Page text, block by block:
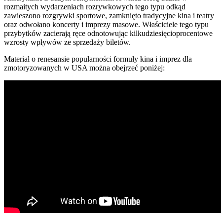
rozmaitych wydarzeniach rozrywkowych tego typu odkąd
zawieszono rozgrywki sportowe, zamknięto tradycyjne kina i teatry
oraz odwołano koncerty i imprezy masowe. Właściciele tego typu
przybytków zacierają ręce odnotowując kilkudziesięcioprocentowe
wzrosty wpływów ze sprzedaży biletów.
Materiał o renesansie popularności formuły kina i imprez dla
zmotoryzowanych w USA można obejrzeć poniżej: